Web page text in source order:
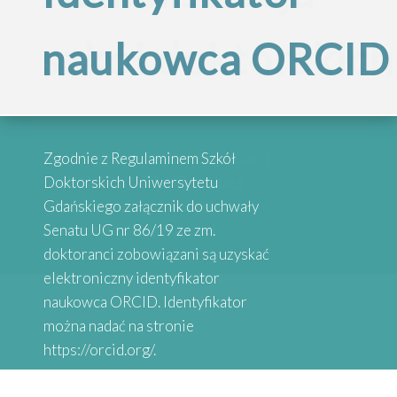
szkół doktorskich
Przypominamy, że po reorganizacji
Szkół Doktorskich UG obsługą
administracyjną zajmują się
wybrane osoby przy danych
Wydziałach
naukowca ORCID
Zgodnie z Regulaminem Szkół
Doktorskich Uniwersytetu
Gdańskiego załącznik do uchwały
Senatu UG nr 86/19 ze zm.
doktoranci zobowiązani są uzyskać
elektroniczny identyfikator
naukowca ORCID. Identyfikator
można nadać na stronie
https://orcid.org/.
Szkół
Doktorskich
Uniwersytetu
Gdańskiego”
historie
absolwentów
zapoznania się z historiami osób,
które uzyskały stopień doktora.
Absolwenci studiów doktoranckich
SEA-EU DOC opowiadają o swoich